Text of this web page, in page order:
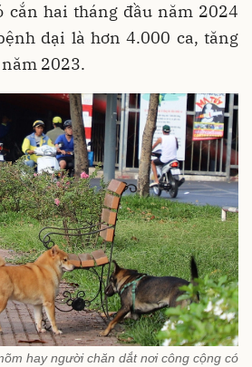
cắn hai tháng đầu năm 2024
dại là hơn 4.000 ca, tăng
2023.
hay người chăn dắt nơi công cộng có